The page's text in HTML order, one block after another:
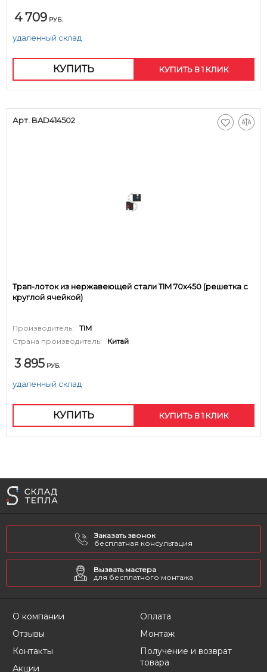
4 709 РУБ.
удаленный склад
КУПИТЬ КУПИТЬ В 1 КЛИК
Арт. BAD414502
Трап-лоток из нержавеющей стали TIM 70х450 (решетка с
круглой ячейкой)
Производитель:
TIM
Страна производитель:
Китай
3 895 РУБ.
удаленный склад
КУПИТЬ КУПИТЬ В 1 КЛИК
Заказать звонок
бесплатная консультация
Вызвать мастера
для бесплатного монтажа
О компании
Отзывы
Контакты
Акции
Оплата
Монтаж
Получение и возврат
товара